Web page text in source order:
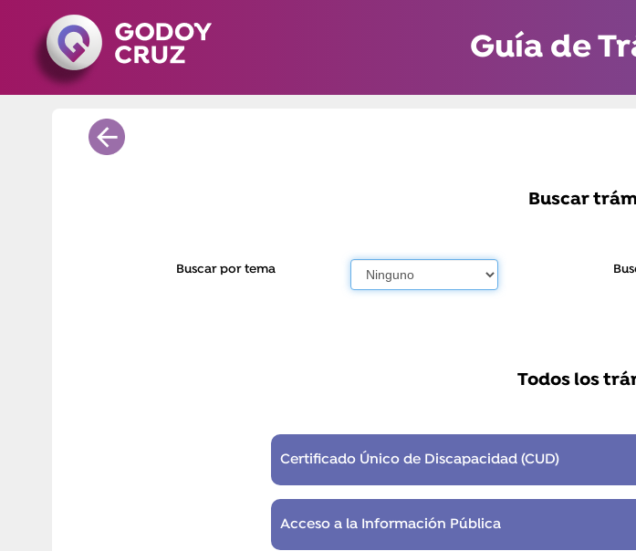
Guía de
Buscar
Buscar por tema
Todos los
Certificado Único de Discapacidad (CUD)
Acceso a la Información Pública